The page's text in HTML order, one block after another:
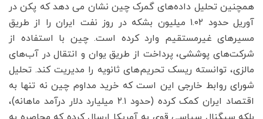
همچنین تحلیل داده‌های گمرک چین نشان می دهد که پکن در
آوریل حدود ۱.۰۲ میلیون بشکه در روز نفت ایران را از طریق
مسیرهای غیرمستقیم وارد کرده است. چین با استفاده از
شرکت‌های پوششی، پرداخت از طریق یوان و انتقال در آب‌های
مالزی، توانسته ریسک تحریم‌های ثانویه را مدیریت کند. تحلیل
شورای روابط خارجی این است که خرید مداوم چین نه تنها به
اقتصاد ایران کمک کرده (حدود ۲.۱ میلیارد دلار درآمد ماهانه)،